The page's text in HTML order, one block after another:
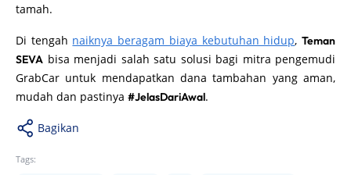
tamah.
Di tengah naiknya beragam biaya kebutuhan hidup,Teman
SEVA bisa menjadi salah satu solusi bagi mitra pengemudi
GrabCar untuk mendapatkan dana tambahan yang aman,
mudah dan pastinya #JelasDariAwal.
Bagikan
Tags: